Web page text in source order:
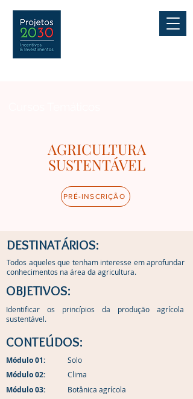
AGRICULTURA
SUSTENTÁVEL
PRÉ-INSCRIÇÃO
DESTINATÁRIOS:
Todos aqueles que tenham interesse em aprofundar
conhecimentos na área da agricultura.
OBJETIVOS:
Identificar os princípios da produção agrícola
sustentável.
CONTEÚDOS:
Módulo 01: Solo
Módulo 02: Clima
Módulo 03: Botânica agrícola